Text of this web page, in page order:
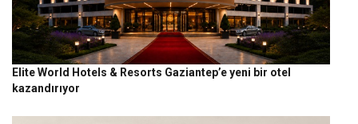
Elite World Hotels & Resorts Gaziantep’e yeni bir otel
kazandırıyor